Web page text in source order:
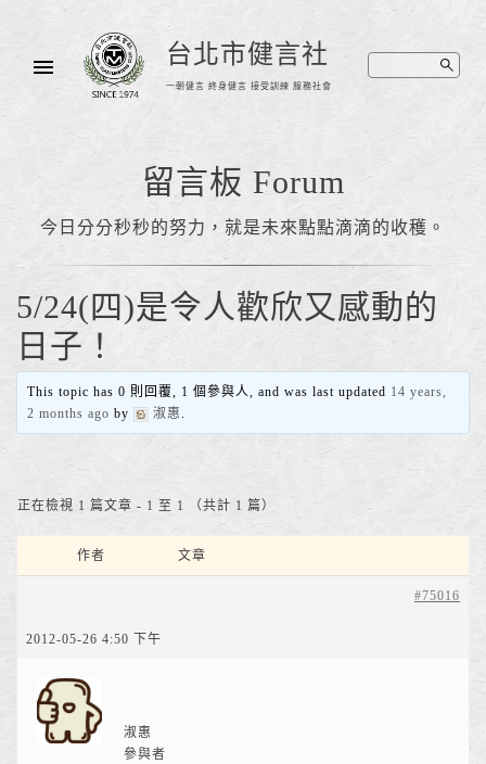
台北市健言社
一朝健言 終身健言 接受訓練 服務社會
留言板 Forum
今日分分秒秒的努力，就是未來點點滴滴的收穫。
5/24(四)是令人歡欣又感動的
日子！
This topic has 0 則回覆, 1 個參與人, and was last updated 14 years,
2 months ago by 淑惠 .
正在檢視 1 篇文章 - 1 至 1 （共計 1 篇）
作者 文章
2012-05-26 4:50 下午
#75016
淑惠
參與者